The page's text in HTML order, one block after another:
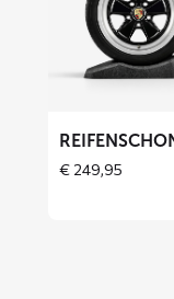
Reifenschoner
€249,95